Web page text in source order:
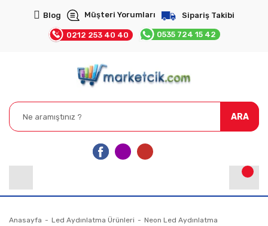
Blog Müşteri Yorumları Sipariş Takibi
0212 253 40 40 0535 724 15 42
ARA
Anasayfa Led Aydınlatma Ürünleri
Neon Led Aydınlatma